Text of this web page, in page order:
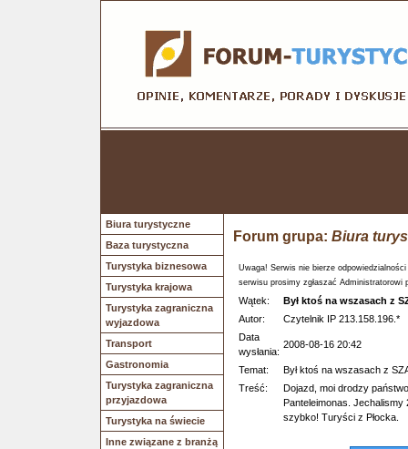
Biura turystyczne
Baza turystyczna
Turystyka biznesowa
Turystyka krajowa
Turystyka zagraniczna
wyjazdowa
Transport
Gastronomia
Turystyka zagraniczna
przyjazdowa
Turystyka na świecie
Inne związane z branżą
Forum grupa: Biura
Uwaga! Serwis nie bierze
serwisu prosimy zgłaszać Administratorowi
Wątek:
Był ktoś na wszasach z
Autor:
Czytelnik IP 213.158.196.*
Data
wysłania:
2008-08-16 20:42
Temat:
Był ktoś na wszasach z
Treść:
Dojazd, moi drodzy
Panteleimonas. Jechalismy
szybko! Turyści z Płocka.